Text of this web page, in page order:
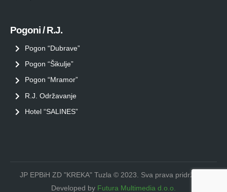
Pogoni / R.J.
Pogon “Dubrave”
Pogon “Šikulje”
Pogon “Mramor”
R.J. Održavanje
Hotel “SALINES”
JP EPBiH ZD "KREKA" Tuzla © 2023. Sva prava pridržana.
Developed by Futura Multimedia d.o.o.